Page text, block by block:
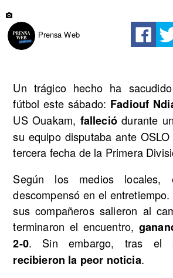
Prensa Web
Un trágico hecho ha
fútbol este sábado: Fadiouf
US Ouakam, falleciódurante
su equipo disputaba ante
tercera fecha de la Primera
Según los medios locales,
descompensó en el
sus compañeros salieron al
terminaron el encuentro,
2-0. Sin embargo, tras el
recibieron la peor noticia.